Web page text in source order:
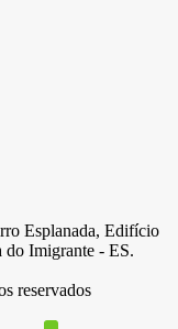
Esplanada, Edifício
do Imigrante - ES.
reservados